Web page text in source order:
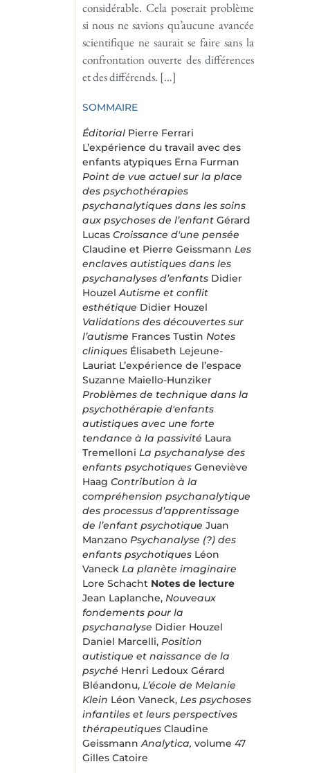
considérable. Cela poserait problème
si nous ne savions qu’aucune avancée
scientifique ne saurait se faire sans la
confrontation ouverte des différences
et des différends. […]
SOMMAIRE
ÉditorialPierre Ferrari
L’expérience du travail avec des
enfants atypiques Erna Furman
Point de vue actuel sur la place
des psychothérapies
psychanalytiques dans les soins
aux psychoses de l’enfantGérard
Lucas Croissance d'une pensée
Claudine et Pierre Geissmann Les
enclaves autistiques dans les
psychanalyses d’enfantsDidier
HouzelAutisme et conflit
esthétique Didier Houzel
Validations des découvertes sur
l’autisme Frances Tustin Notes
cliniquesÉlisabeth Lejeune-
Lauriat L’expérience de l’espace
Suzanne Maiello-Hunziker
Problèmes de technique dans la
psychothérapie d'enfants
autistiques avec une forte
tendance à la passivité Laura
Tremelloni La psychanalyse des
enfants psychotiquesGeneviève
Haag Contribution à la
compréhension psychanalytique
des processus d’apprentissage
de l’enfant psychotique Juan
Manzano Psychanalyse (?) des
enfants psychotiquesLéon
Vaneck La planète imaginaire
Lore Schacht Notes de lecture
Jean Laplanche, Nouveaux
fondements pour la
psychanalyse Didier Houzel
Daniel Marcelli, Position
autistique et naissance de la
psyché Henri Ledoux Gérard
Bléandonu, L’école de Melanie
Klein Léon Vaneck, Les psychoses
infantiles et leurs perspectives
thérapeutiquesClaudine
GeissmannAnalytica, volume 47
Gilles Catoire